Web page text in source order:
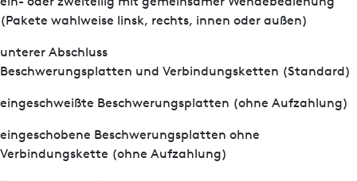
(Pakete wahlweise linsk, rechts, innen oder außen)
unterer Abschluss
Beschwerungsplatten und Verbindungsketten (Standard)
eingeschweißte Beschwerungsplatten (ohne Aufzahlung)
eingeschobene Beschwerungsplatten ohne
Verbindungskette (ohne Aufzahlung)